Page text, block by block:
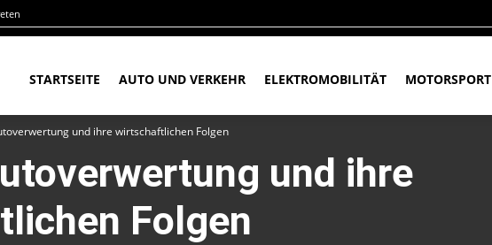
STARTSEITE AUTO UND VERKEHR ELEKTROMOBILITÄT MOTORSPORT
und ihre wirtschaftlichen Folgen
und ihre
Folgen